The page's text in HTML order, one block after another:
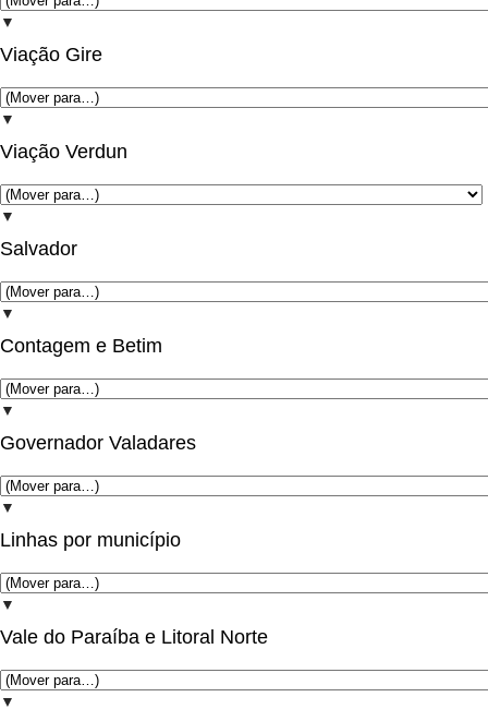
▼
Viação Gire
▼
Viação Verdun
▼
Salvador
▼
Contagem e Betim
▼
Governador Valadares
▼
Linhas por município
▼
Vale do Paraíba e Litoral Norte
▼